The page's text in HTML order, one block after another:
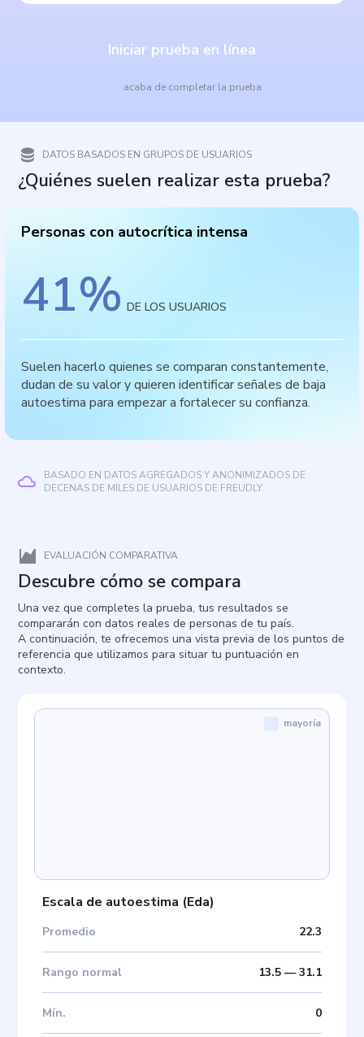
Iniciar prueba en línea
acaba de completar la prueba
DATOS BASADOS EN GRUPOS DE USUARIOS
¿Quiénes suelen realizar esta prueba?
Personas con autocrítica intensa
41% DE LOS USUARIOS
Suelen hacerlo quienes se comparan constantemente,
dudan de su valor y quieren identificar señales de baja
autoestima para empezar a fortalecer su confianza.
BASADO EN DATOS AGREGADOS Y ANONIMIZADOS DE
DECENAS DE MILES DE USUARIOS DE FREUDLY.
EVALUACIÓN COMPARATIVA
Descubre cómo se compara
Una vez que completes la prueba, tus resultados se
compararán con datos reales de personas de tu país.
A continuación, te ofrecemos una vista previa de los puntos de
referencia que utilizamos para situar tu puntuación en
contexto.
Escala de autoestima (Eda)
Promedio 22.3
Rango normal 13.5— 31.1
Mín. 0
mayoría